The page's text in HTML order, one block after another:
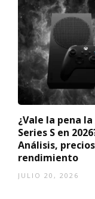
¿Vale la pena
Series S en
Análisis,
rendimiento
JULIO 20, 2026